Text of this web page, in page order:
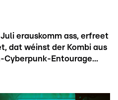
erauskomm ass, erfreet
dat wéinst der Kombi aus
Cyberpunk-Entourage...